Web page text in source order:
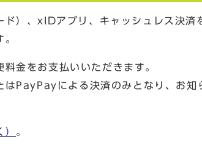
ド）、xIDアプリ、キャッシュレス決済
金をお支払いいただきます。
はPayPayによる決済のみとなり、お知
。